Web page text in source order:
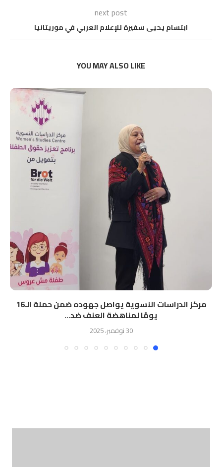
next post
ابتسام يحيى سفيرة للإعلام العربي في موريتانيا
YOU MAY ALSO LIKE
مركز الدراسات النسوية يواصل جهوده ضمن حملة الـ16
يومًا لمناهضة العنف ضد...
30 نوفمبر، 2025